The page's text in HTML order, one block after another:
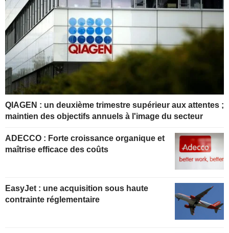
QIAGEN : un deuxième trimestre supérieur aux attentes ;
maintien des objectifs annuels à l'image du secteur
ADECCO : Forte croissance organique et
maîtrise efficace des coûts
EasyJet : une acquisition sous haute
contrainte réglementaire